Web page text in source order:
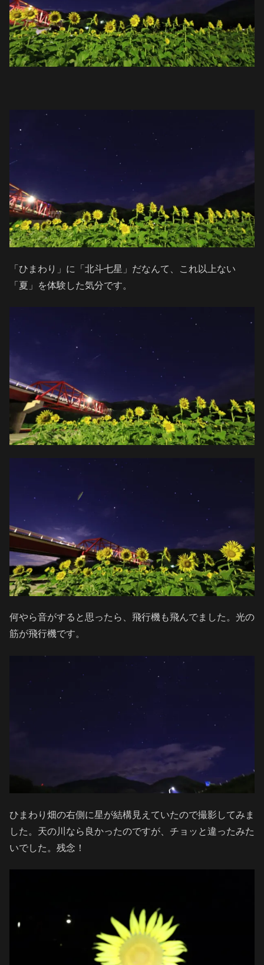
「ひまわり」に「北斗七星」だなんて、これ以上ない
「夏」を体験した気分です。
何やら音がすると思ったら、飛行機も飛んでました。光の
筋が飛行機です。
ひまわり畑の右側に星が結構見えていたので撮影してみま
した。天の川なら良かったのですが、チョッと違ったみた
いでした。残念！